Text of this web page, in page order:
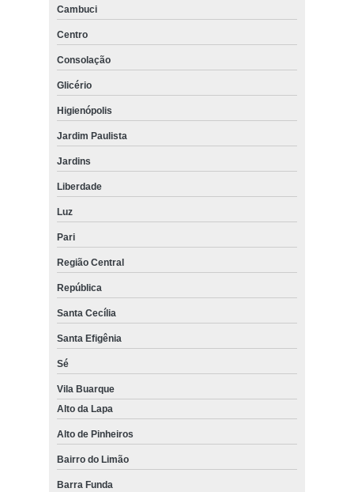
Cambuci
Centro
Consolação
Glicério
Higienópolis
Jardim Paulista
Jardins
Liberdade
Luz
Pari
Região Central
República
Santa Cecília
Santa Efigênia
Sé
Vila Buarque
Alto da Lapa
Alto de Pinheiros
Bairro do Limão
Barra Funda